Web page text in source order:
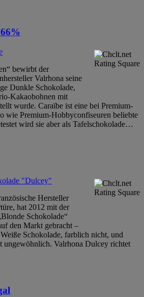
bewirbt der
Valrhona seine
Dunkle Schokolade,
Kakaobohnen mit
wurde. Caraïbe ist eine bei Premium-
wie Premium-Hobbyconfiseuren beliebte
wird sie aber als Tafelschokolade…
Hersteller
hat 2012 mit der
Schokolade“
den Markt gebracht –
Schokolade, farblich nicht, und
ungewöhnlich. Valrhona Dulcey richtet